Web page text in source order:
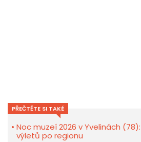
PŘEČTĚTE SI TAKÉ
Noc muzeí 2026 v Yvelinách
výletů po regionu